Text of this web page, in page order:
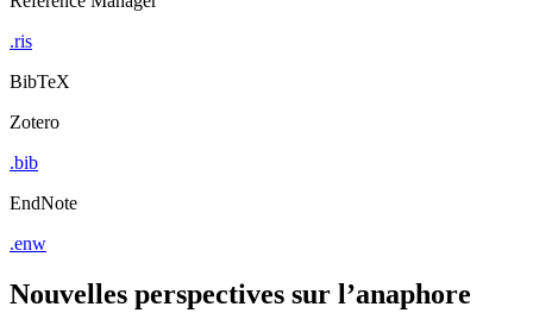
.ris
BibTeX
Zotero
.bib
EndNote
.enw
Nouvelles perspectives sur l’anaphore